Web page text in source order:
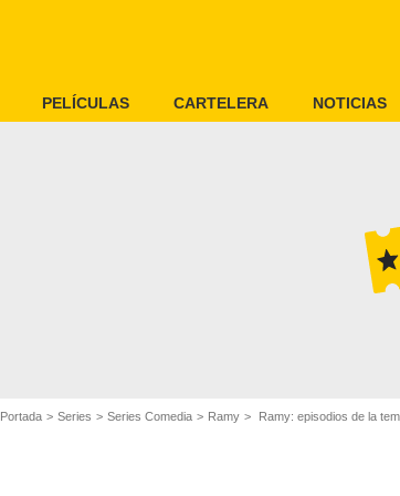
PELÍCULAS CARTELERA NOTICIAS
Portada Series Series Comedia Ramy Ramy: episodios de la